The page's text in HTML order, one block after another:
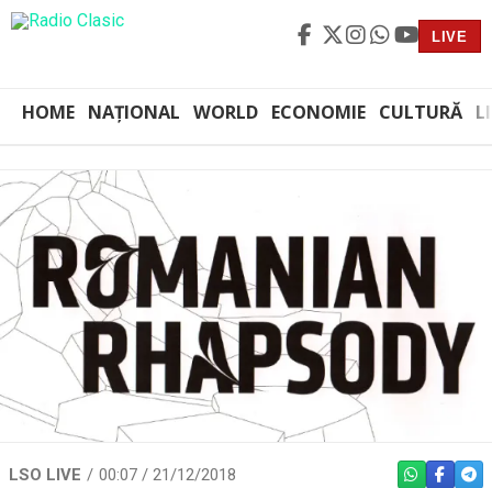
LIVE
HOME NAȚIONAL WORLD ECONOMIE CULTURĂ
LSO LIVE 00:07 / 21/12/2018 WHATSAPP